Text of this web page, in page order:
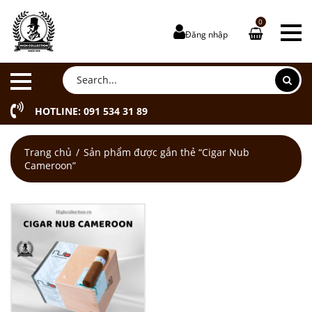
Đăng nhập
0
HOTLINE: 091 534 31 89
Trang chủ
Sản phẩm được gắn thẻ “Cigar Nub
Cameroon”